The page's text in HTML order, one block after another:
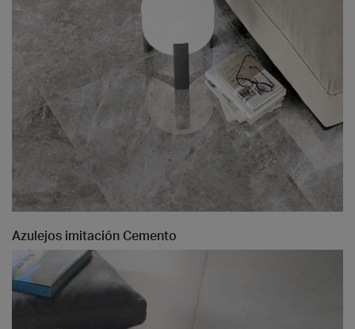
Azulejos imitación Cemento